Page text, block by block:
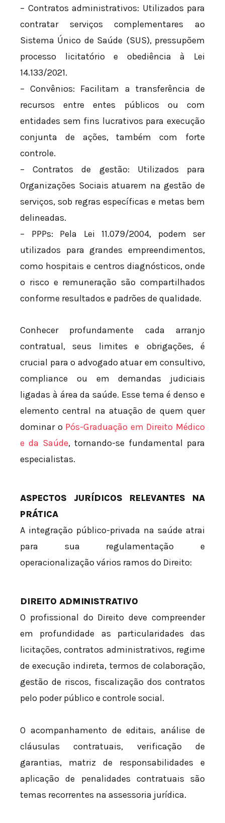
– Contratos administrativos: Utilizados para
contratar serviços complementares ao
Sistema Único de Saúde (SUS), pressupõem
processo licitatório e obediência à Lei
14.133/2021.
– Convênios: Facilitam a transferência de
recursos entre entes públicos ou com
entidades sem fins lucrativos para execução
conjunta de ações, também com forte
controle.
– Contratos de gestão: Utilizados para
Organizações Sociais atuarem na gestão de
serviços, sob regras específicas e metas bem
delineadas.
– PPPs: Pela Lei 11.079/2004, podem ser
utilizados para grandes empreendimentos,
como hospitais e centros diagnósticos, onde
o risco e remuneração são compartilhados
conforme resultados e padrões de qualidade.
Conhecer profundamente cada arranjo
contratual, seus limites e obrigações, é
crucial para o advogado atuar em consultivo,
compliance ou em demandas judiciais
ligadas à área da saúde. Esse tema é denso e
elemento central na atuação de quem quer
dominar o Pós-Graduação em Direito Médico
e da Saúde, tornando-se fundamental para
especialistas.
ASPECTOS JURÍDICOS RELEVANTES NA
PRÁTICA
A integração público-privada na saúde atrai
para sua regulamentação e
operacionalização vários ramos do Direito:
DIREITO ADMINISTRATIVO
O profissional do Direito deve compreender
em profundidade as particularidades das
licitações, contratos administrativos, regime
de execução indireta, termos de colaboração,
gestão de riscos, fiscalização dos contratos
pelo poder público e controle social.
O acompanhamento de editais, análise de
cláusulas contratuais, verificação de
garantias, matriz de responsabilidades e
aplicação de penalidades contratuais são
temas recorrentes na assessoria jurídica.